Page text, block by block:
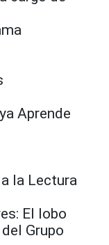
Aprende
la Lectura
El lobo
Grupo